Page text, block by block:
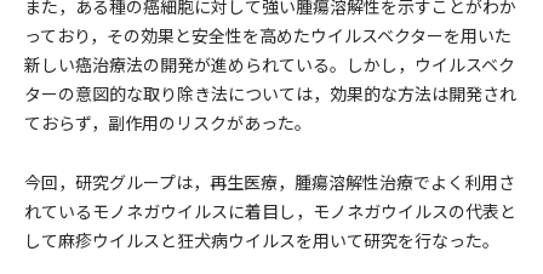
また，ある種の癌細胞に対して強い腫瘍溶解性を示すことがわか
っており，その効果と安全性を高めたウイルスベクターを用いた
新しい癌治療法の開発が進められている。しかし，ウイルスベク
ターの意図的な取り除き法については，効果的な方法は開発され
ておらず，副作用のリスクがあった。
今回，研究グループは，再生医療，腫瘍溶解性治療でよく利用さ
れているモノネガウイルスに着目し，モノネガウイルスの代表と
して麻疹ウイルスと狂犬病ウイルスを用いて研究を行なった。